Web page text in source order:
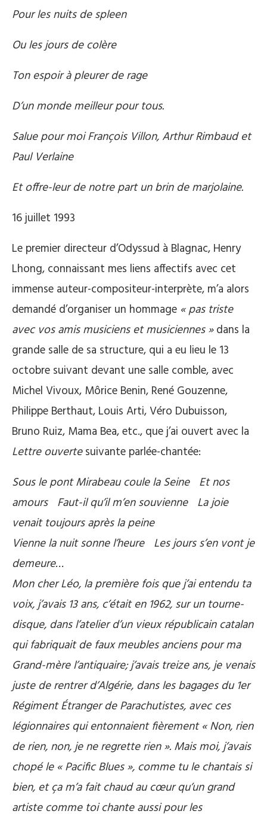
Pour les nuits de spleen
Ou les jours de colère
Ton espoir à pleurer de rage
D’un monde meilleur pour tous.
Salue pour moi François Villon, Arthur Rimbaud et
Paul Verlaine
Et offre-leur de notre part un brin de marjolaine.
16 juillet 1993
Le premier directeur d’Odyssud à Blagnac, Henry
Lhong, connaissant mes liens affectifs avec cet
immense auteur-compositeur-interprète, m’a alors
demandé d’organiser un hommage « pas triste
avec vos amis musiciens et musiciennes »dans la
grande salle de sa structure, qui a eu lieu le 13
octobre suivant devant une salle comble, avec
Michel Vivoux, Môrice Benin, René Gouzenne,
Philippe Berthaut, Louis Arti, Véro Dubuisson,
Bruno Ruiz, Mama Bea, etc., que j’ai ouvert avec la
Lettre ouvertesuivante parlée-chantée:
Sous le pont Mirabeau coule la Seine Et nos
amours Faut-il qu’il m’en souvienne La joie
venait toujours après la peine
Vienne la nuit sonne l’heure Les jours s’en vont je
demeure…
Mon cher Léo, la première fois que j’ai entendu ta
voix, j’avais 13 ans, c’était en 1962, sur un tourne-
disque, dans l’atelier d’un vieux républicain catalan
qui fabriquait de faux meubles anciens pour ma
Grand-mère l’antiquaire; j’avais treize ans, je venais
juste de rentrer d’Algérie, dans les bagages du 1er
Régiment Étranger de Parachutistes, avec ces
légionnaires qui entonnaient fièrement « Non, rien
de rien, non, je ne regrette rien ». Mais moi, j’avais
chopé le « Pacific Blues », comme tu le chantais si
bien, et ça m’a fait chaud au cœur qu’un grand
artiste comme toi chante aussi pour les